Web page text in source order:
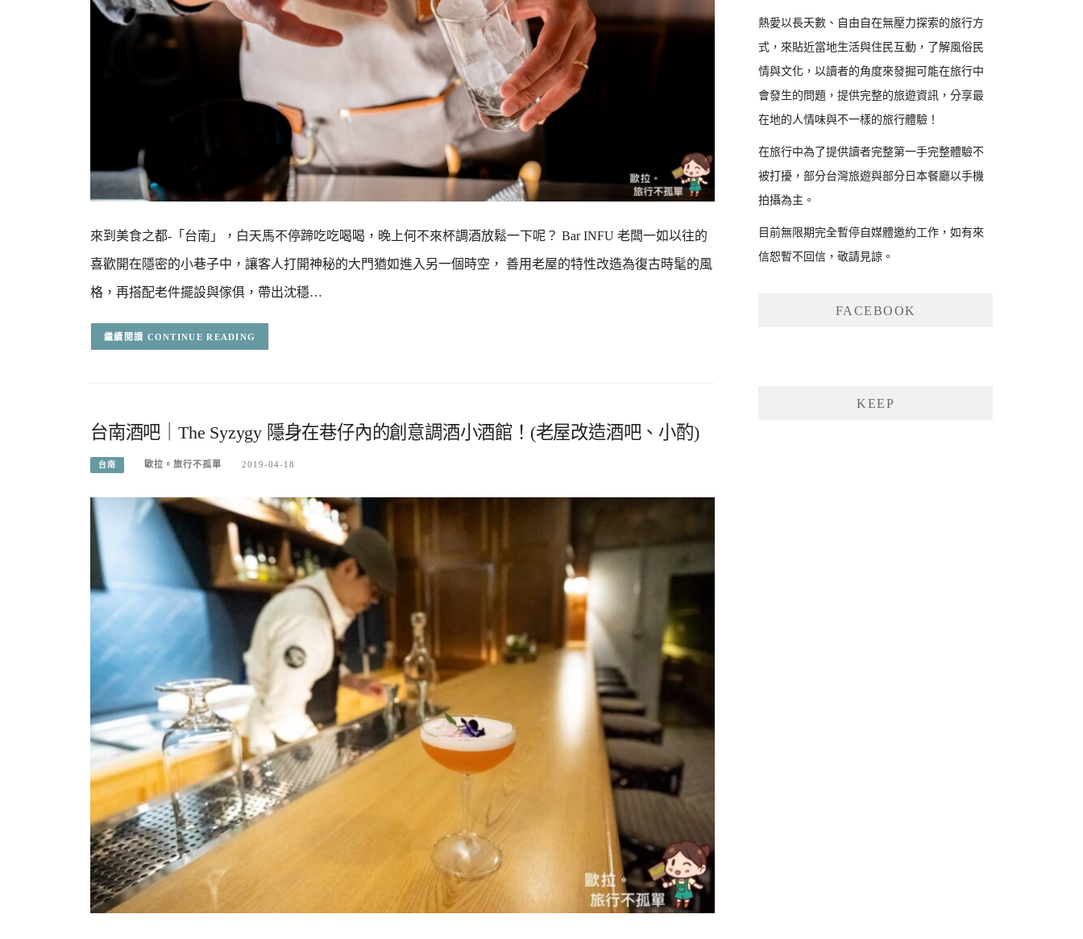
來到美食之都-「台南」，白天馬不停蹄吃吃喝喝，晚上何不來杯調酒放鬆一下呢？ Bar INFU 老闆一如以往的
喜歡開在隱密的小巷子中，讓客人打開神秘的大門猶如進入另一個時空， 善用老屋的特性改造為復古時髦的風
格，再搭配老件擺設與傢俱，帶出沈穩…
CONTINUE READING
台南酒吧｜The Syzygy 隱身在巷仔內的創意調酒小酒館！(老屋改造酒吧、小酌)
台南 歐拉。旅行不孤單 2019-04-18
熱愛以長天數、自由自在無壓力探索的旅行方
式，來貼近當地生活與住民互動，了解風俗民
情與文化，以讀者的角度來發掘可能在旅行中
會發生的問題，提供完整的旅遊資訊，分享最
在地的人情味與不一樣的旅行體驗！
在旅行中為了提供讀者完整第一手完整體驗不
被打擾，部分台灣旅遊與部分日本餐廳以手機
拍攝為主。
目前無限期完全暫停自媒體邀約工作，如有來
信恕暫不回信，敬請見諒。
FACEBOOK
KEEP